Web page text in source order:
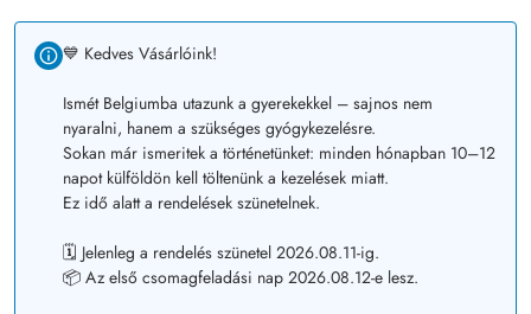
💙 Kedves Vásárlóink!
Ismét Belgiumba utazunk a gyerekekkel – sajnos nem
nyaralni, hanem a szükséges gyógykezelésre.
Sokan már ismeritek a történetünket: minden hónapban 10–12
napot külföldön kell töltenünk a kezelések miatt.
Ez idő alatt a rendelések szünetelnek.
🗓️ Jelenleg a rendelés szünetel 2026.08.11-ig.
📦 Az első csomagfeladási nap 2026.08.12-e lesz.